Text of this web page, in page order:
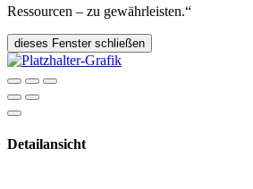
Ressourcen – zu gewährleisten.“
dieses Fenster schließen
Detailansicht